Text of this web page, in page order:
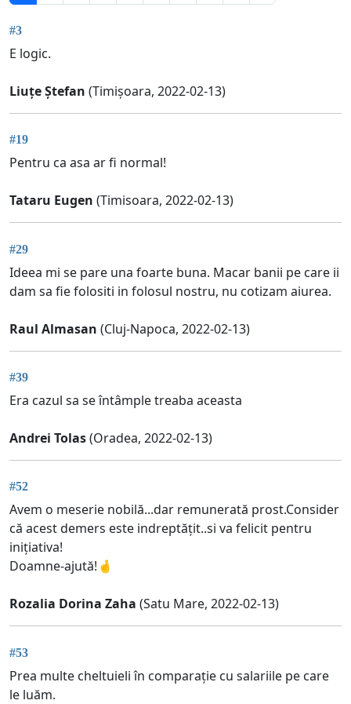
#3
E logic.
Liuțe Ștefan (Timișoara, 2022-02-13)
#19
Pentru ca asa ar fi normal!
Tataru Eugen (Timisoara, 2022-02-13)
#29
Ideea mi se pare una foarte buna. Macar banii pe care ii
dam sa fie folositi in folosul nostru, nu cotizam aiurea.
Raul Almasan (Cluj-Napoca, 2022-02-13)
#39
Era cazul sa se întâmple treaba aceasta
Andrei Tolas(Oradea, 2022-02-13)
#52
Avem o meserie nobilă...dar remunerată prost.Consider
că acest demers este indreptățit..si va felicit pentru
inițiativa!
Doamne-ajută!🤞
Rozalia Dorina Zaha (Satu Mare, 2022-02-13)
#53
Prea multe cheltuieli în comparație cu salariile pe care
le luăm.